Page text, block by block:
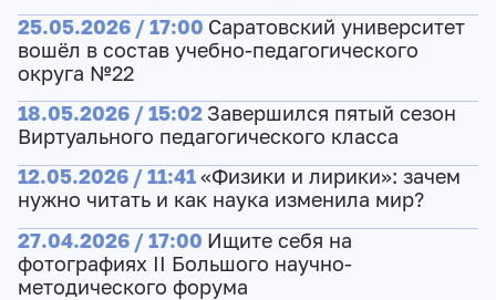
25.05.2026 / 17:00 Саратовский университет
вошёл в состав учебно-педагогического
округа №22
18.05.2026 / 15:02 Завершился пятый сезон
Виртуального педагогического класса
12.05.2026 / 11:41«Физики и лирики»: зачем
нужно читать и как наука изменила мир?
27.04.2026 / 17:00 Ищите себя на
фотографиях II Большого научно-
методического форума